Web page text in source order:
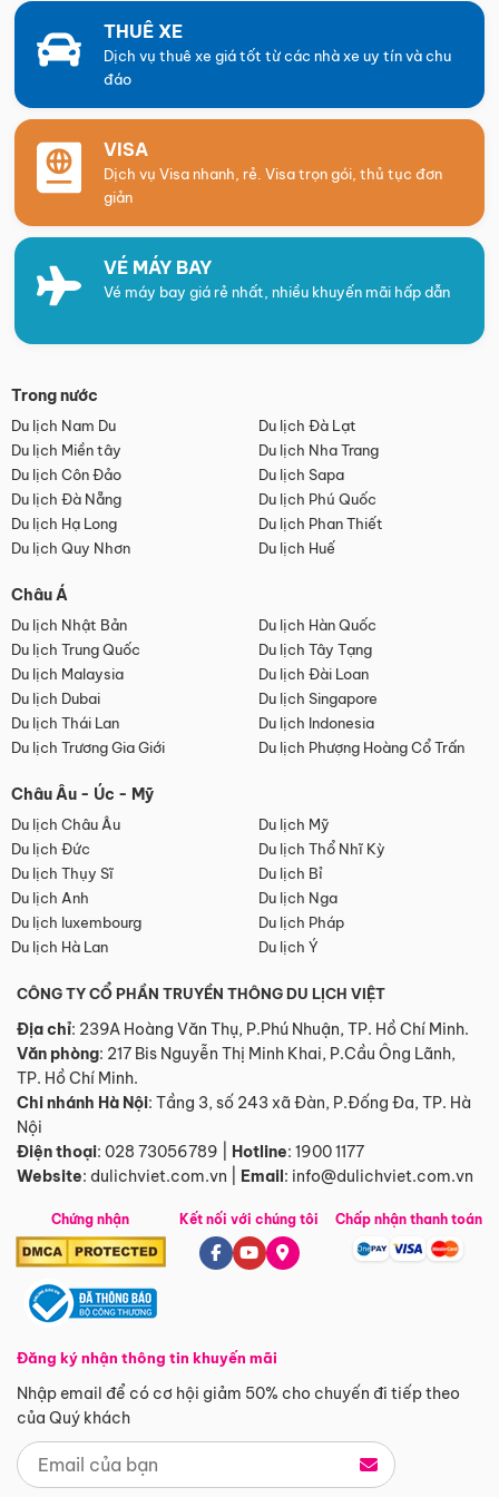
THUÊ XE
Dịch vụ thuê xe giá tốt từ các nhà xe uy tín và chu
đáo
VISA
Dịch vụ Visa nhanh, rẻ. Visa trọn gói, thủ tục đơn
giản
VÉ MÁY BAY
Vé máy bay giá rẻ nhất, nhiều khuyến mãi hấp dẫn
Trong nước
Du lịch Nam Du
Du lịch Đà Lạt
Du lịch Miền tây
Du lịch Nha Trang
Du lịch Côn Đảo
Du lịch Sapa
Du lịch Đà Nẵng
Du lịch Phú Quốc
Du lịch Hạ Long
Du lịch Phan Thiết
Du lịch Quy Nhơn
Du lịch Huế
Châu Á
Du lịch Nhật Bản
Du lịch Hàn Quốc
Du lịch Trung Quốc
Du lịch Tây Tạng
Du lịch Malaysia
Du lịch Đài Loan
Du lịch Dubai
Du lịch Singapore
Du lịch Thái Lan
Du lịch Indonesia
Du lịch Trương Gia Giới
Du lịch Phượng Hoàng Cổ Trấn
Châu Âu - Úc - Mỹ
Du lịch Châu Âu
Du lịch Mỹ
Du lịch Đức
Du lịch Thổ Nhĩ Kỳ
Du lịch Thụy Sĩ
Du lịch Bỉ
Du lịch Anh
Du lịch Nga
Du lịch luxembourg
Du lịch Pháp
Du lịch Hà Lan
Du lịch Ý
CÔNG TY CỔ PHẦN TRUYỀN THÔNG DU LỊCH VIỆT
Địa chỉ: 239A Hoàng Văn Thụ, P.Phú Nhuận, TP. Hồ Chí Minh.
Văn phòng: 217 Bis Nguyễn Thị Minh Khai, P.Cầu Ông Lãnh,
TP. Hồ Chí Minh.
Chi nhánh Hà Nội: Tầng 3, số 243 xã Đàn, P.Đống Đa, TP. Hà
Nội
Điện thoại: 028 73056789 Hotline: 1900 1177
Website: dulichviet.com.vn Email: info@dulichviet.com.vn
Chứng nhận
Đăng ký nhận thông tin khuyến mãi
Nhập email để có cơ hội giảm 50% cho chuyến đi tiếp theo
của Quý khách
Kết nối với chúng tôi Chấp nhận thanh toán